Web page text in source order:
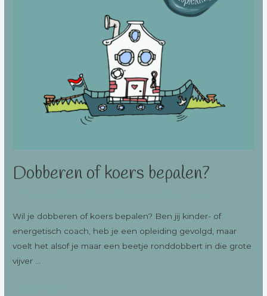
Dobberen of koers bepalen?
Wil je dobberen of koers bepalen? Ben jij kinder- of
energetisch coach, heb je een opleiding gevolgd, maar
voelt het alsof je maar een beetje ronddobbert in die grote
vijver …